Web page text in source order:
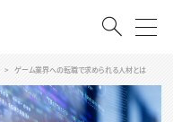
会員登録
ゲーム業界への転職で求められる人材とは